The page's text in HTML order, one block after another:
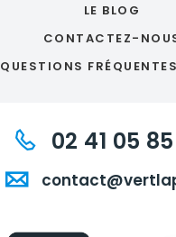
LE BLOG
CONTACTEZ-
QUESTIONS
02 41 05